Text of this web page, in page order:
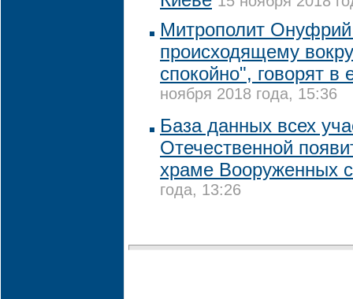
Митрополит Онуфрий
происходящему
спокойно", говорят в
ноября 2018 года, 15:36
База данных всех
Отечественной
храме Вооруженных
года, 13:26